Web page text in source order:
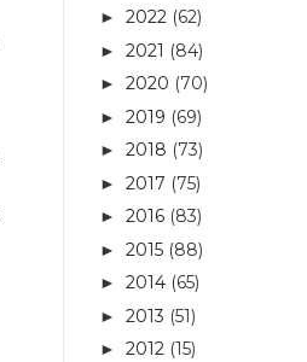
► 2022 (62)
► 2021 (84)
► 2020 (70)
► 2019 (69)
► 2018 (73)
► 2017 (75)
► 2016 (83)
► 2015 (88)
► 2014 (65)
► 2013 (51)
► 2012 (15)